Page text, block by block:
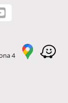
4